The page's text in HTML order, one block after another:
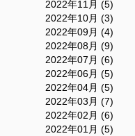
2022年11月 (5)
2022年10月 (3)
2022年09月 (4)
2022年08月 (9)
2022年07月 (6)
2022年06月 (5)
2022年04月 (5)
2022年03月 (7)
2022年02月 (6)
2022年01月 (5)